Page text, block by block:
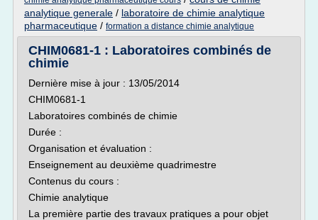
analytique generale / laboratoire de chimie analytique
pharmaceutique / formation a distance chimie analytique
CHIM0681-1 : Laboratoires combinés de
chimie
Dernière mise à jour : 13/05/2014
CHIM0681-1
Laboratoires combinés de chimie
Durée :
Organisation et évaluation :
Enseignement au deuxième quadrimestre
Contenus du cours :
Chimie analytique
La première partie des travaux pratiques a pour objet